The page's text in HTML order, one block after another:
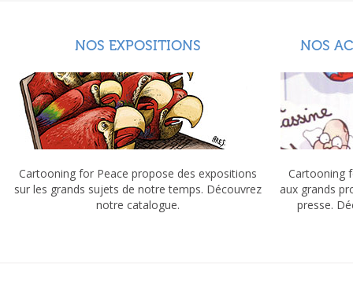
NOS EXPOSITIONS
Cartooning for Peace propose des expositions
sur les grands sujets de notre temps. Découvrez
notre catalogue.
NOS
Cartooning
aux grands
presse.